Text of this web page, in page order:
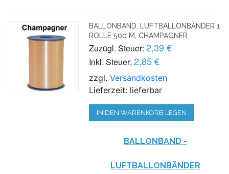
BALLONBAND, LUFTBALLONBÄNDER 1
ROLLE 500 M, CHAMPAGNER
Zuzügl. Steuer: 2,39 €
Inkl. Steuer: 2,85 €
zzgl.Versandkosten
Lieferzeit: lieferbar
IN DEN WARENKORB LEGEN
BALLONBAND -
LUFTBALLONBÄNDER